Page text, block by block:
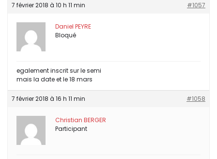
7 février 2018 à 10 h 11 min #1057
Daniel PEYRE
Bloqué
egalement inscrit sur le semi
mais la date et le 18 mars
7 février 2018 à 16 h 11 min #1058
Christian BERGER
Participant